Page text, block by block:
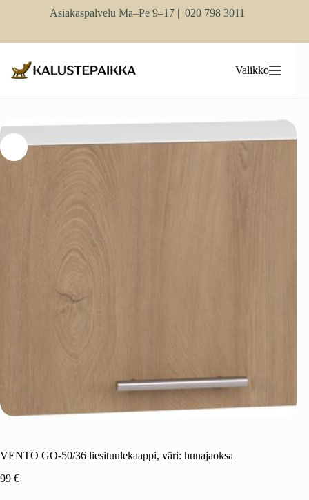
Asiakaspalvelu Ma–Pe 9–17 | 020 798 3011
Valikko
VENTO GO-50/36 liesituulekaappi, väri: hunajaoksa
99 €